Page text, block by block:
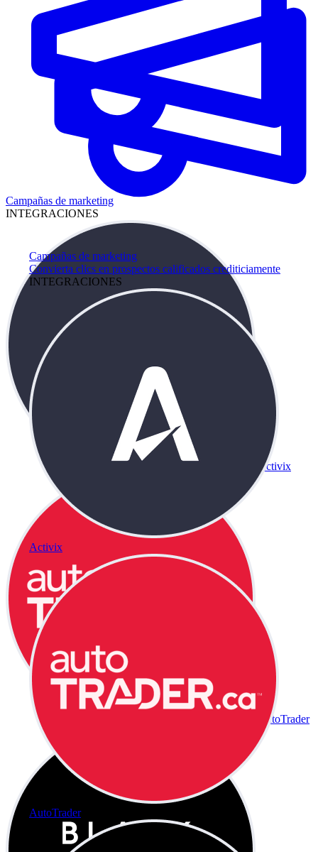
Campañas de marketing
Convierta clics en prospectos calificados crediticiamente
INTEGRACIONES
Activix
AutoTrader
Campañas de marketing
INTEGRACIONES
Activix
AutoTrader